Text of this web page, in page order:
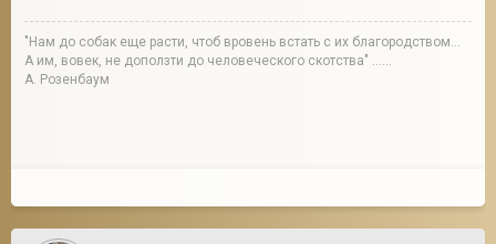
"Нам до собак еще расти, чтоб вровень встать с их благородством...
А им, вовек, не доползти до человеческого скотства" ......
А. Розенбаум